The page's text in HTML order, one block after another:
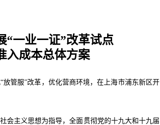
“一业一证”改革试点
入成本总体方案
管服”改革，优化营商环境，在上海市浦东新区开
会主义思想为指导，全面贯彻党的十九大和十九届